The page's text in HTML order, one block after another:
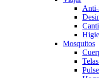
Anti-
Mosquitos